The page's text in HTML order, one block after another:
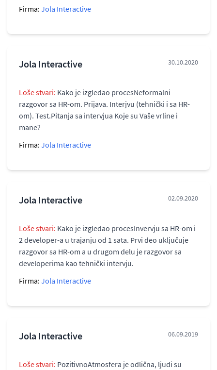
Firma: Jola Interactive
Jola Interactive 30.10.2020
Loše stvari: Kako je izgledao procesNeformalni
razgovor sa HR-om. Prijava. Interjvu (tehnički i sa HR-
om). Test.Pitanja sa intervjua Koje su Vaše vrline i
mane?
Firma: Jola Interactive
Jola Interactive 02.09.2020
Loše stvari: Kako je izgledao procesInvervju sa HR-om i
2 developer-a u trajanju od 1 sata. Prvi deo uključuje
razgovor sa HR-om a u drugom delu je razgovor sa
developerima kao tehnički intervju.
Firma: Jola Interactive
Jola Interactive 06.09.2019
Loše stvari: PozitivnoAtmosfera je odlična, ljudi su